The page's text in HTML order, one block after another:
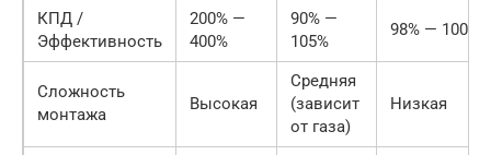
КПД /
Эффективность
200% —
400%
90% —
105%
98% — 100%
Сложность
монтажа
Высокая
Средняя
(зависит
от газа)
Низкая